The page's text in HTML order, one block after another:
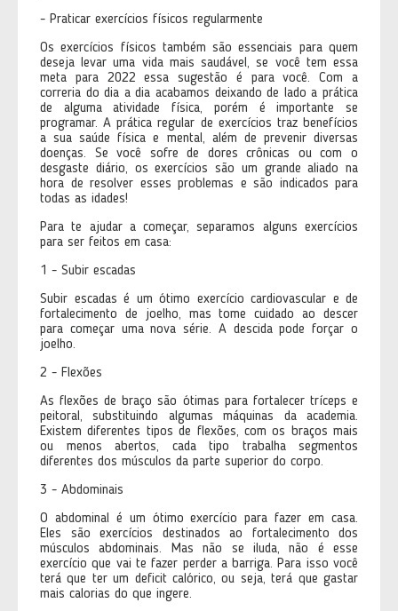
- Praticar exercícios físicos regularmente
Os exercícios físicos também são essenciais para quem
deseja levar uma vida mais saudável, se você tem essa
meta para 2022 essa sugestão é para você. Com a
correria do dia a dia acabamos deixando de lado a prática
de alguma atividade física, porém é importante se
programar. A prática regular de exercícios traz benefícios
a sua saúde física e mental, além de prevenir diversas
doenças. Se você sofre de dores crônicas ou com o
desgaste diário, os exercícios são um grande aliado na
hora de resolver esses problemas e são indicados para
todas as idades!
Para te ajudar a começar, separamos alguns exercícios
para ser feitos em casa:
1 - Subir escadas
Subir escadas é um ótimo exercício cardiovascular e de
fortalecimento de joelho, mas tome cuidado ao descer
para começar uma nova série. A descida pode forçar o
joelho.
2 - Flexões
As flexões de braço são ótimas para fortalecer tríceps e
peitoral, substituindo algumas máquinas da academia.
Existem diferentes tipos de flexões, com os braços mais
ou menos abertos, cada tipo trabalha segmentos
diferentes dos músculos da parte superior do corpo.
3 - Abdominais
O abdominal é um ótimo exercício para fazer em casa.
Eles são exercícios destinados ao fortalecimento dos
músculos abdominais. Mas não se iluda, não é esse
exercício que vai te fazer perder a barriga. Para isso você
terá que ter um deficit calórico, ou seja, terá que gastar
mais calorias do que ingere.